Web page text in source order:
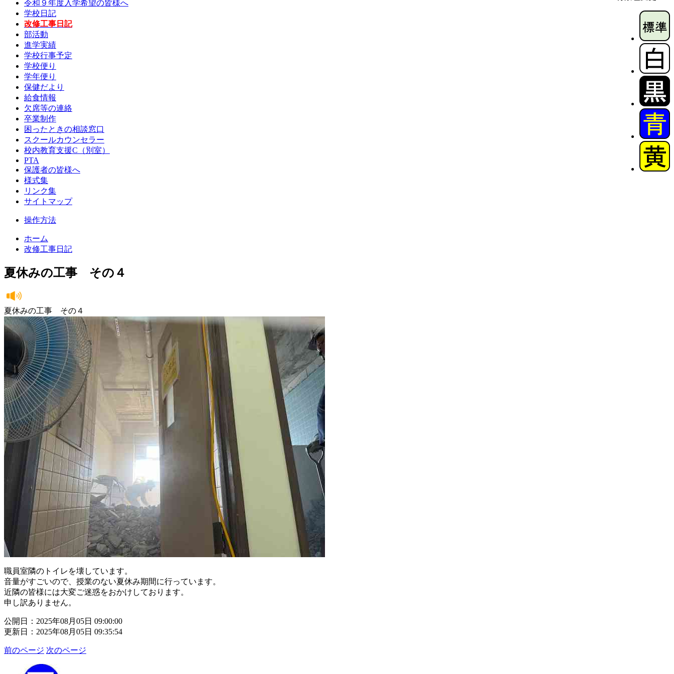
令和９年度入学希望の皆様へ
学校日記
改修工事日記
部活動
進学実績
学校行事予定
学校便り
学年便り
保健だより
給食情報
欠席等の連絡
卒業制作
困ったときの相談窓口
スクールカウンセラー
校内教育支援C（別室）
PTA
保護者の皆様へ
様式集
リンク集
サイトマップ
操作方法
ホーム
改修工事日記
夏休みの工事 その４
夏休みの工事 その４
職員室隣のトイレを壊しています。
音量がすごいので、授業のない夏休み期間に行っています。
近隣の皆様には大変ご迷惑をおかけしております。
申し訳ありません。
公開日：2025年08月05日 09:00:00
更新日：2025年08月05日 09:35:54
前のページ 次のページ